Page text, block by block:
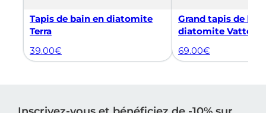
Tapis de bain en diatomite
Terra
39.00€
Grand tapis de
diatomite Vatten
69.00€